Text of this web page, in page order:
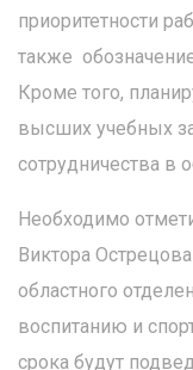
приоритетности
также
Кроме того,
высших учебных
сотрудничества в
Необходимо
Виктора
областного
воспитанию и
срока будут